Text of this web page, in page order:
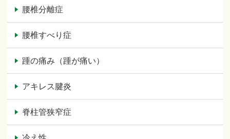
腰椎分離症
腰椎すべり症
踵の痛み（踵が痛い）
アキレス腱炎
脊柱管狭窄症